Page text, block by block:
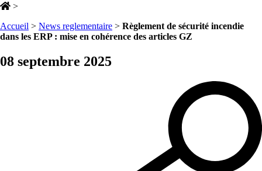
>
Accueil > News reglementaire > Règlement de sécurité incendie
dans les ERP : mise en cohérence des articles GZ
08 septembre 2025